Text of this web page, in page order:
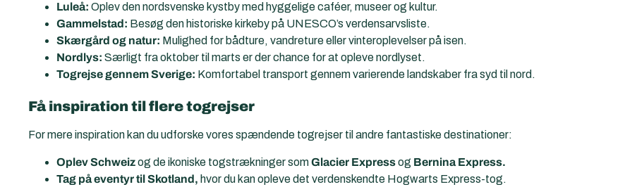
Luleå: Oplev den nordsvenske kystby med hyggelige caféer, museer og kultur.
Gammelstad: Besøg den historiske kirkeby på UNESCO’s verdensarvsliste.
Skærgård og natur: Mulighed for bådture, vandreture eller vinteroplevelser på isen.
Nordlys: Særligt fra oktober til marts er der chance for at opleve nordlyset.
Togrejse gennem Sverige: Komfortabel transport gennem varierende landskaber fra syd til nord.
Få inspiration til flere togrejser
For mere inspiration kan du udforske vores spændende togrejser til andre fantastiske destinationer:
Oplev Schweizog de ikoniske togstrækninger somGlacier Expressog Bernina Express.
Tag på eventyr til Skotland, hvor du kan opleve det verdenskendte Hogwarts Express-tog.